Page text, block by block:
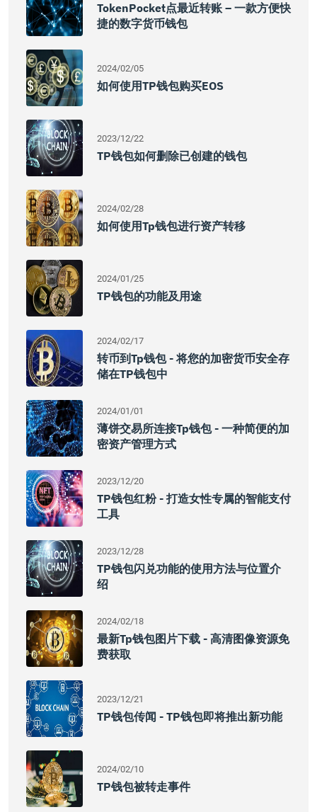
TokenPocket点最近转账 – 一款方便快
捷的数字货币钱包
2024/02/05
如何使用TP钱包购买EOS
2023/12/22
TP钱包如何删除已创建的钱包
2024/02/28
如何使用tp钱包进行资产转移
2024/01/25
TP钱包的功能及用途
2024/02/17
转币到tp钱包 - 将您的加密货币安全存
储在TP钱包中
2024/01/01
薄饼交易所连接tp钱包 - 一种简便的加
密资产管理方式
2023/12/20
TP钱包红粉 - 打造女性专属的智能支付
工具
2023/12/28
TP钱包闪兑功能的使用方法与位置介
绍
2024/02/18
最新tp钱包图片下载 - 高清图像资源免
费获取
2023/12/21
TP钱包传闻 - TP钱包即将推出新功能
2024/02/10
TP钱包被转走事件